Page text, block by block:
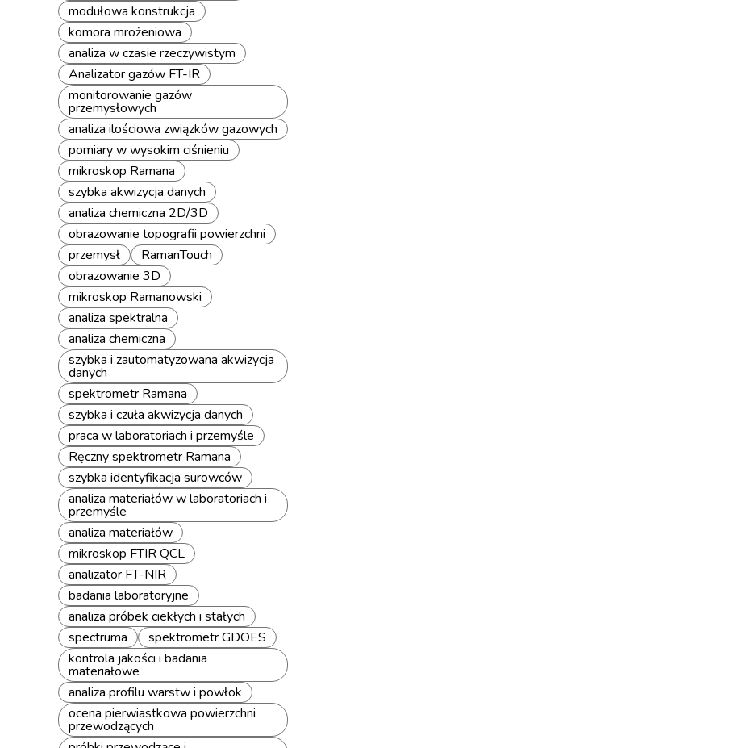
modułowa konstrukcja
komora mrożeniowa
analiza w czasie rzeczywistym
Analizator gazów FT-IR
monitorowanie gazów
przemysłowych
analiza ilościowa związków gazowych
pomiary w wysokim ciśnieniu
mikroskop Ramana
szybka akwizycja danych
analiza chemiczna 2D/3D
obrazowanie topografii powierzchni
przemysł
RamanTouch
obrazowanie 3D
mikroskop Ramanowski
analiza spektralna
analiza chemiczna
szybka i zautomatyzowana akwizycja
danych
spektrometr Ramana
szybka i czuła akwizycja danych
praca w laboratoriach i przemyśle
Ręczny spektrometr Ramana
szybka identyfikacja surowców
analiza materiałów w laboratoriach i
przemyśle
analiza materiałów
mikroskop FTIR QCL
analizator FT-NIR
badania laboratoryjne
analiza próbek ciekłych i stałych
spectruma
spektrometr GDOES
kontrola jakości i badania
materiałowe
analiza profilu warstw i powłok
ocena pierwiastkowa powierzchni
przewodzących